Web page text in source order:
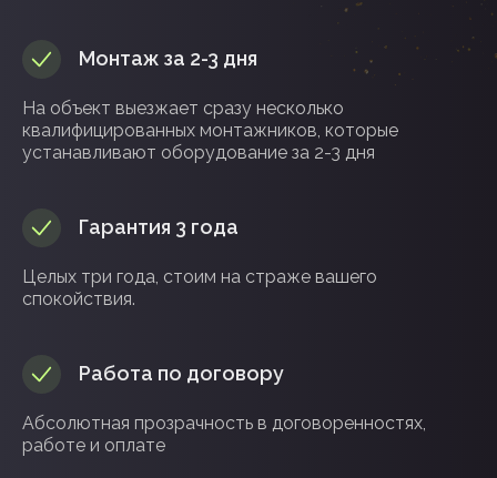
Монтаж за 2-3 дня
На объект выезжает сразу несколько
квалифицированных монтажников, которые
устанавливают оборудование за 2-3 дня
Гарантия 3 года
Целых три года, стоим на страже вашего
спокойствия.
Работа по договору
Абсолютная прозрачность в договоренностях,
работе и оплате
Задать вопрос в WhatsApp/Telegram
СВЕТОВАЯ ФИГУРА «ЁЛКА»: